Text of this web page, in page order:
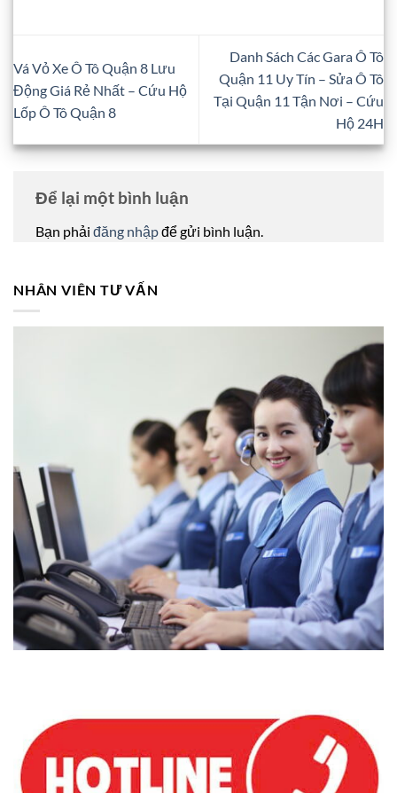
Vá Vỏ Xe Ô Tô Quận 8 Lưu
Động Giá Rẻ Nhất – Cứu Hộ
Lốp Ô Tô Quận 8
Danh Sách Các Gara Ô Tô
Quận 11 Uy Tín – Sửa Ô Tô
Tại Quận 11 Tận Nơi – Cứu
Hộ 24H
Để lại một bình luận
Bạn phải đăng nhậpđể gửi bình luận.
NHÂN VIÊN TƯ VẤN